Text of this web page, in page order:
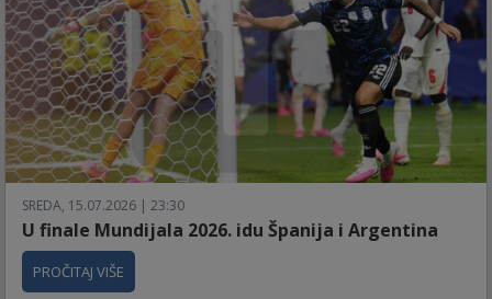
SREDA, 15.07.2026 | 23:30
U finale Mundijala 2026. idu Španija i Argentina
PROČITAJ VIŠE